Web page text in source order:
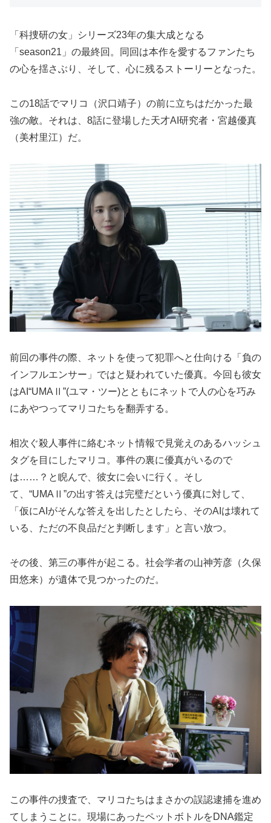
「科捜研の女」シリーズ23年の集大成となる
「season21」の最終回。同回は本作を愛するファンたち
の心を揺さぶり、そして、心に残るストーリーとなった。
この18話でマリコ（沢口靖子）の前に立ちはだかった最
強の敵。それは、8話に登場した天才AI研究者・宮越優真
（美村里江）だ。
前回の事件の際、ネットを使って犯罪へと仕向ける「負の
インフルエンサー」ではと疑われていた優真。今回も彼女
はAI“UMAⅡ”(ユマ・ツー)とともにネットで人の心を巧み
にあやつってマリコたちを翻弄する。
相次ぐ殺人事件に絡むネット情報で見覚えのあるハッシュ
タグを目にしたマリコ。事件の裏に優真がいるので
は……？と睨んで、彼女に会いに行く。そし
て、“UMAⅡ”の出す答えは完璧だという優真に対して、
「仮にAIがそんな答えを出したとしたら、そのAIは壊れて
いる、ただの不良品だと判断します」と言い放つ。
その後、第三の事件が起こる。社会学者の山神芳彦（久保
田悠来）が遺体で見つかったのだ。
この事件の捜査で、マリコたちはまさかの誤認逮捕を進め
てしまうことに。現場にあったペットボトルをDNA鑑定